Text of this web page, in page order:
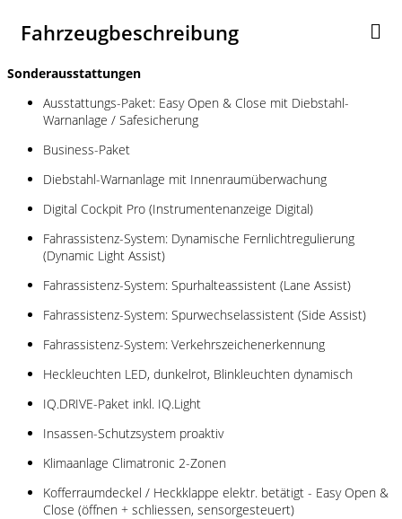
Fahrzeugbeschreibung
Sonderausstattungen
Ausstattungs-Paket: Easy Open & Close mit Diebstahl-
Warnanlage / Safesicherung
Business-Paket
Diebstahl-Warnanlage mit Innenraumüberwachung
Digital Cockpit Pro (Instrumentenanzeige Digital)
Fahrassistenz-System: Dynamische Fernlichtregulierung
(Dynamic Light Assist)
Fahrassistenz-System: Spurhalteassistent (Lane Assist)
Fahrassistenz-System: Spurwechselassistent (Side Assist)
Fahrassistenz-System: Verkehrszeichenerkennung
Heckleuchten LED, dunkelrot, Blinkleuchten dynamisch
IQ.DRIVE-Paket inkl. IQ.Light
Insassen-Schutzsystem proaktiv
Klimaanlage Climatronic 2-Zonen
Kofferraumdeckel / Heckklappe elektr. betätigt - Easy Open &
Close (öffnen + schliessen, sensorgesteuert)